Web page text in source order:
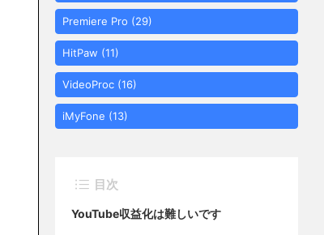
Premiere Pro (29)
HitPaw (11)
VideoProc (16)
iMyFone (13)
目次
YouTube収益化は難しいです